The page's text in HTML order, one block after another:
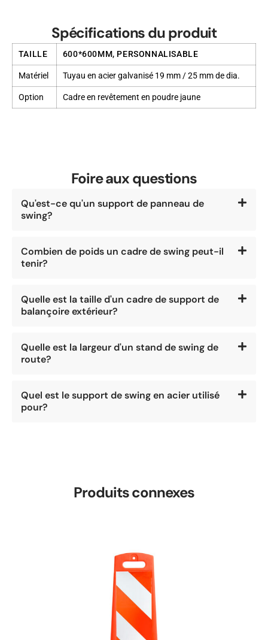
Spécifications du produit
TAILLE 600*600MM, PERSONNALISABLE
Matériel Tuyau en acier galvanisé 19 mm / 25 mm de dia.
Option Cadre en revêtement en poudre jaune
Foire aux questions
Qu'est-ce qu'un support de panneau de
swing?
Combien de poids un cadre de swing peut-il
tenir?
Quelle est la taille d'un cadre de support de
balançoire extérieur?
Quelle est la largeur d'un stand de swing de
route?
Quel est le support de swing en acier utilisé
pour?
Produits connexes